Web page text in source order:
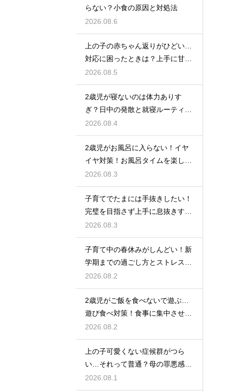
らない？小食の原因と対処法
2026.08.6
上の子の赤ちゃん返りがひどい…
対応に困ったときは？上手に甘え
させつつ成長を促す接し方
2026.08.5
2歳児が寝ないのは体力ありす
ぎ？日中の発散と就寝ルーティン
でぐっすり作戦
2026.08.4
2歳児がお風呂に入らない！イヤ
イヤ対策！お風呂タイムを楽しく
するアイデア
2026.08.3
子育てでたまには手抜きしたい！
完璧を目指さず上手に息抜きする
ライフハック集
2026.08.3
子育て中の春休みがしんどい！新
学期までの過ごし方とストレス軽
減アイデア
2026.08.2
2歳児がご飯を食べないで遊ぶ…
遊び食べ対策！食事に集中させる
環境づくり
2026.08.2
上の子可愛くない症候群がつら
い…それって普通？母の罪悪感を
和らげる対処法
2026.08.1